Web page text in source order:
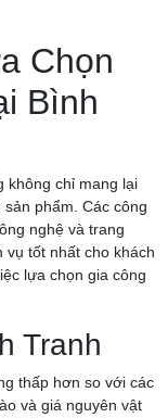
Chọn
Bình
không chỉ mang lại
phẩm. Các công
nghệ và trang
vụ tốt nhất cho khách
lựa chọn gia công
Tranh
thấp hơn so với các
và giá nguyên vật